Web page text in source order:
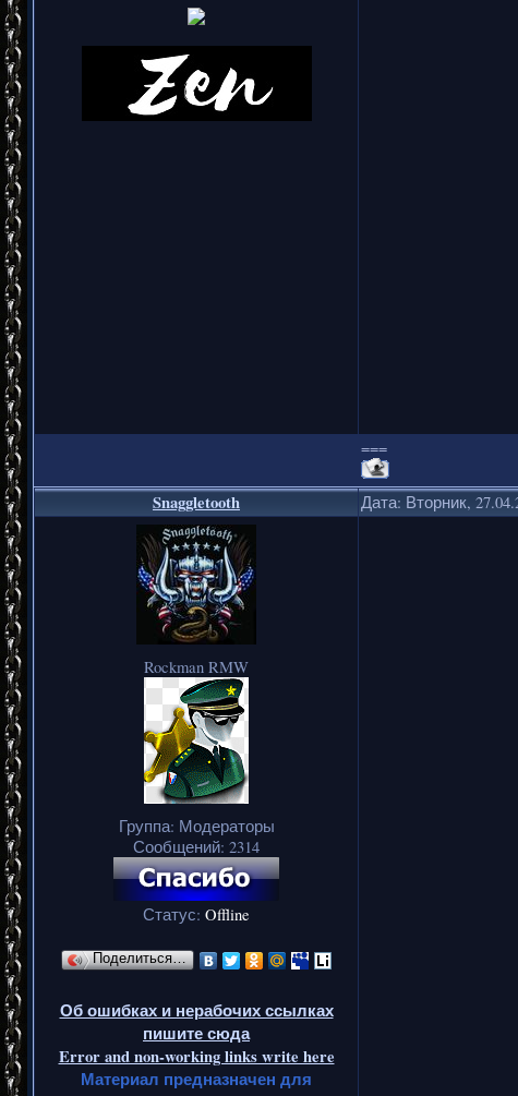
===
Snaggletooth Дата: Вторник,
Rockman RMW
Группа: Модераторы
Сообщений: 2314
Статус: Offline
Поделиться…
Об ошибках и нерабочих ссылках
пишите сюда
Error and non-working links write here
Материал предназначен для